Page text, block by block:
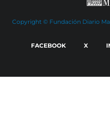
Copyright © Fundación Diario
FACEBOOK X